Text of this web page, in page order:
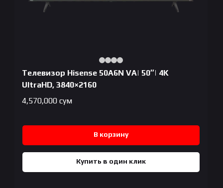
Телевизор Hisense 50A6N VA| 50″| 4K
UltraHD, 3840×2160
4,570,000 сум
В корзину
Купить в один клик